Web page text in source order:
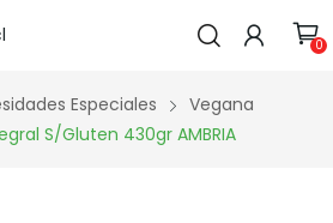
0
Especiales
Vegana
S/Gluten 430gr AMBRIA